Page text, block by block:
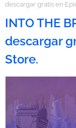
descargar gratis en
INTO THE
descargar
Store.